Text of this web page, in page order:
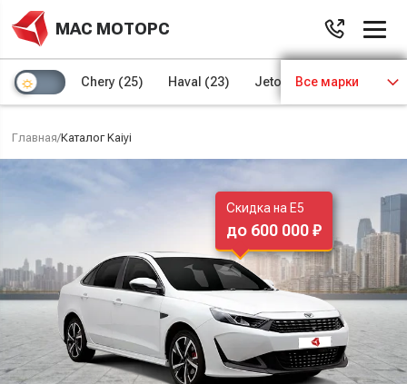
МАС МОТОРС
Chery (25) Haval (23) Jetour (8) Kaiyi (4)
Все марки
Главная/Каталог Kaiyi
Скидка на E5
до 600 000 ₽